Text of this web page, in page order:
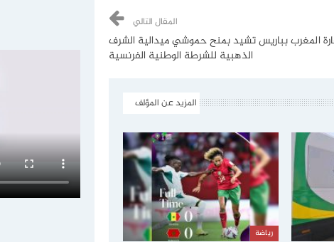
المقال التالي
المغرب بباريس تشيد بمنح حموشي ميدالية الشرف
الذهبية للشرطة الوطنية الفرنسية
المزيد عن المؤلف
رياضة